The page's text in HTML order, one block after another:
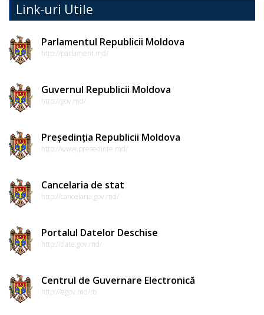
Link-uri Utile
Parlamentul Republicii Moldova
http://parlament.md/
Guvernul Republicii Moldova
http://gov.md/
Președinția Republicii Moldova
http://www.presedinte.md/
Cancelaria de stat
http://cancelaria.gov.md/
Portalul Datelor Deschise
http://date.gov.md/
Centrul de Guvernare Electronică
http://egov.md/ro